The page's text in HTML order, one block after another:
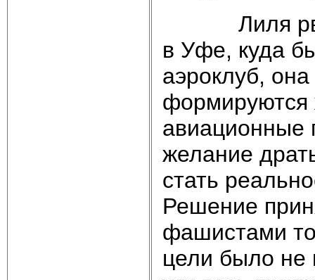
Лиля
в Уфе, куда
аэроклуб,
формируются
авиационные
желание
стать
Решение
фашистами
цели было не